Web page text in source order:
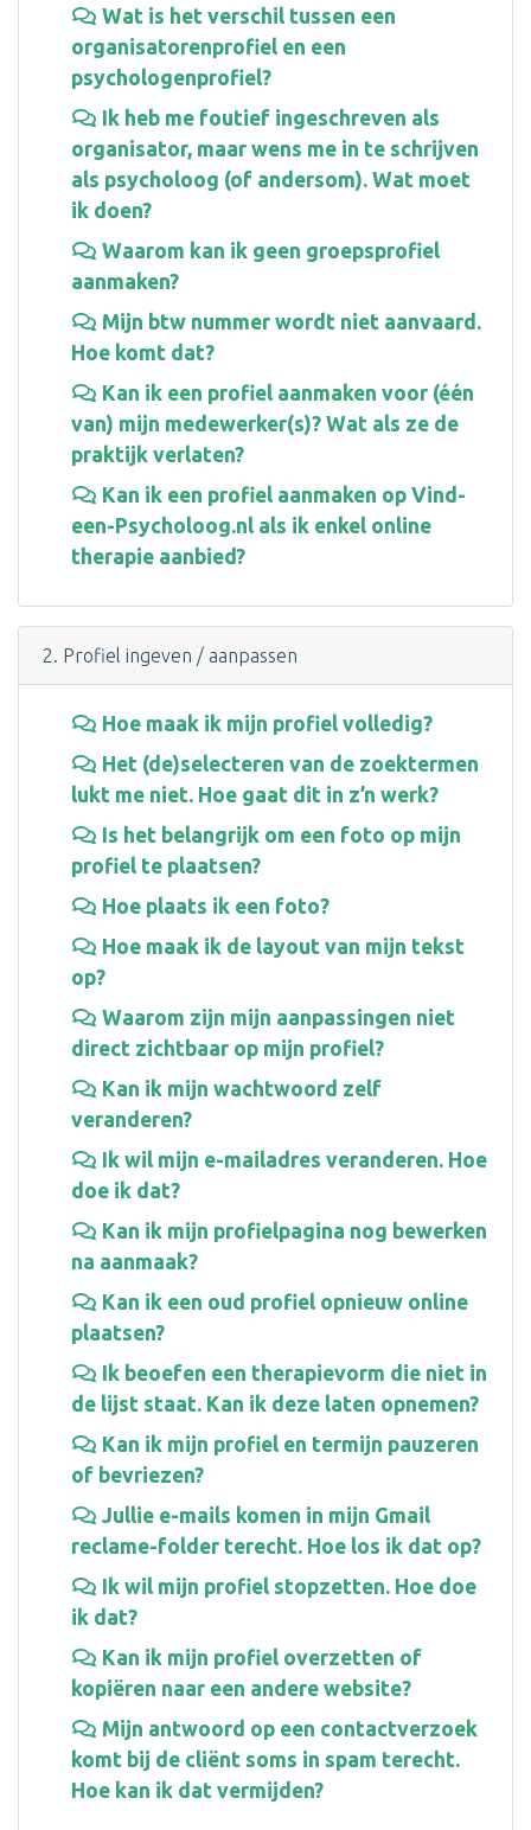
Wat is het verschil tussen een
organisatorenprofiel en een
psychologenprofiel?
Ik heb me foutief ingeschreven als
organisator, maar wens me in te schrijven
als psycholoog (of andersom). Wat moet
ik doen?
Waarom kan ik geen groepsprofiel
aanmaken?
Mijn btw nummer wordt niet aanvaard.
Hoe komt dat?
Kan ik een profiel aanmaken voor (één
van) mijn medewerker(s)? Wat als ze de
praktijk verlaten?
Kan ik een profiel aanmaken op Vind-
een-Psycholoog.nl als ik enkel online
therapie aanbied?
2. Profiel ingeven / aanpassen
Hoe maak ik mijn profiel volledig?
Het (de)selecteren van de zoektermen
lukt me niet. Hoe gaat dit in z’n werk?
Is het belangrijk om een foto op mijn
profiel te plaatsen?
Hoe plaats ik een foto?
Hoe maak ik de layout van mijn tekst
op?
Waarom zijn mijn aanpassingen niet
direct zichtbaar op mijn profiel?
Kan ik mijn wachtwoord zelf
veranderen?
Ik wil mijn e-mailadres veranderen. Hoe
doe ik dat?
Kan ik mijn profielpagina nog bewerken
na aanmaak?
Kan ik een oud profiel opnieuw online
plaatsen?
Ik beoefen een therapievorm die niet in
de lijst staat. Kan ik deze laten opnemen?
Kan ik mijn profiel en termijn pauzeren
of bevriezen?
Jullie e-mails komen in mijn Gmail
reclame-folder terecht. Hoe los ik dat op?
Ik wil mijn profiel stopzetten. Hoe doe
ik dat?
Kan ik mijn profiel overzetten of
kopiëren naar een andere website?
Mijn antwoord op een contactverzoek
komt bij de cliënt soms in spam terecht.
Hoe kan ik dat vermijden?